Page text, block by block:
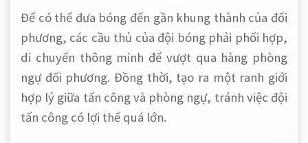
Để có thể đưa bóng đến gần khung thành của đối
phương, các cầu thủ của đội bóng phải phối hợp,
di chuyển thông minh để vượt qua hàng phòng
ngự đối phương. Đồng thời, tạo ra một ranh giới
hợp lý giữa tấn công và phòng ngự, tránh việc đội
tấn công có lợi thế quá lớn.